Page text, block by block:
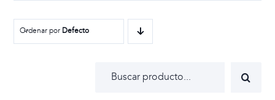
Ordenar por Defecto